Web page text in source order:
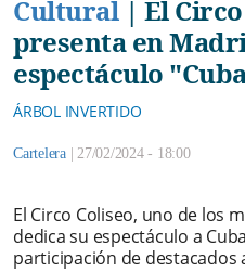
Cultural| El
presenta en
espectáculo
ÁRBOL INVERTIDO
Cartelera | 27/02/2024 - 18:00
El Circo Coliseo, uno de los
dedica su espectáculo a
participación de destacados